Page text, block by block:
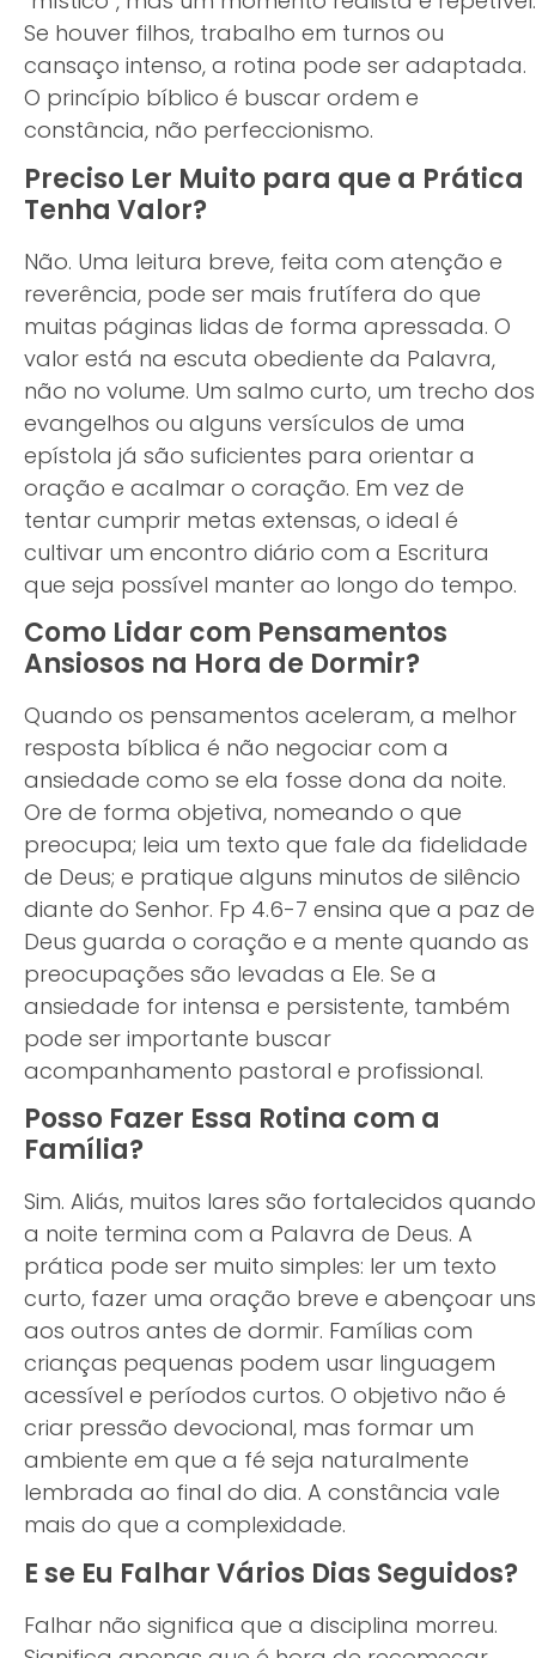
Se houver filhos, trabalho em turnos ou
cansaço intenso, a rotina pode ser adaptada.
O princípio bíblico é buscar ordem e
constância, não perfeccionismo.
Preciso Ler Muito para que a Prática
Tenha Valor?
Não. Uma leitura breve, feita com atenção e
reverência, pode ser mais frutífera do que
muitas páginas lidas de forma apressada. O
valor está na escuta obediente da Palavra,
não no volume. Um salmo curto, um trecho dos
evangelhos ou alguns versículos de uma
epístola já são suficientes para orientar a
oração e acalmar o coração. Em vez de
tentar cumprir metas extensas, o ideal é
cultivar um encontro diário com a Escritura
que seja possível manter ao longo do tempo.
Como Lidar com Pensamentos
Ansiosos na Hora de Dormir?
Quando os pensamentos aceleram, a melhor
resposta bíblica é não negociar com a
ansiedade como se ela fosse dona da noite.
Ore de forma objetiva, nomeando o que
preocupa; leia um texto que fale da fidelidade
de Deus; e pratique alguns minutos de silêncio
diante do Senhor. Fp 4.6-7 ensina que a paz de
Deus guarda o coração e a mente quando as
preocupações são levadas a Ele. Se a
ansiedade for intensa e persistente, também
pode ser importante buscar
acompanhamento pastoral e profissional.
Posso Fazer Essa Rotina com a
Família?
Sim. Aliás, muitos lares são fortalecidos quando
a noite termina com a Palavra de Deus. A
prática pode ser muito simples: ler um texto
curto, fazer uma oração breve e abençoar uns
aos outros antes de dormir. Famílias com
crianças pequenas podem usar linguagem
acessível e períodos curtos. O objetivo não é
criar pressão devocional, mas formar um
ambiente em que a fé seja naturalmente
lembrada ao final do dia. A constância vale
mais do que a complexidade.
E se Eu Falhar Vários Dias Seguidos?
Falhar não significa que a disciplina morreu.